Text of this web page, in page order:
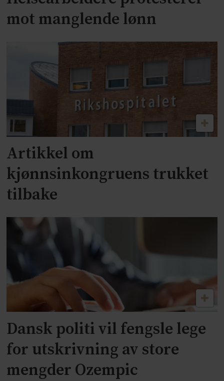
mot manglende lønn
Artikkel om
kjønnsinkongruens trukket
tilbake
Dansk politi vil fengsle lege
for utskrivning av store
mengder Ozempic